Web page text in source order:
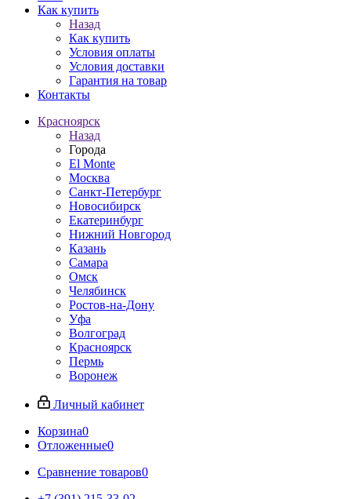
Как купить
Назад
Как купить
Условия оплаты
Условия доставки
Гарантия на товар
Контакты
Красноярск
Назад
Города
El Monte
Москва
Санкт-Петербург
Новосибирск
Екатеринбург
Нижний Новгород
Казань
Самара
Омск
Челябинск
Ростов-на-Дону
Уфа
Волгоград
Красноярск
Пермь
Воронеж
Личный кабинет
Корзина0
Отложенные0
Сравнение товаров0